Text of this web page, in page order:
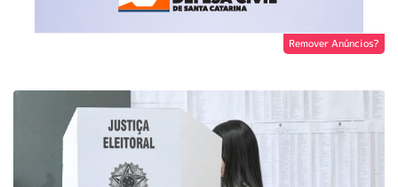
Remover Anúncios?